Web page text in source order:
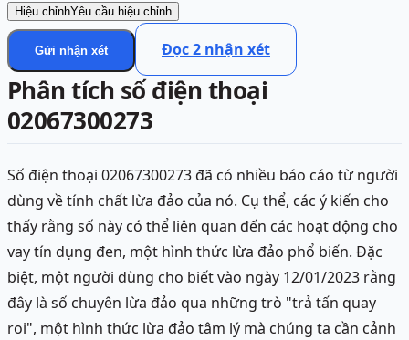
Hiệu chỉnhYêu cầu hiệu chỉnh
Gửi nhận xét Đọc2 nhận xét
Phân tích số điện thoại
02067300273
Số điện thoại 02067300273 đã có nhiều báo cáo từ người
dùng về tính chất lừa đảo của nó. Cụ thể, các ý kiến cho
thấy rằng số này có thể liên quan đến các hoạt động cho
vay tín dụng đen, một hình thức lừa đảo phổ biến. Đặc
biệt, một người dùng cho biết vào ngày 12/01/2023 rằng
đây là số chuyên lừa đảo qua những trò "trả tấn quay
roi", một hình thức lừa đảo tâm lý mà chúng ta cần cảnh